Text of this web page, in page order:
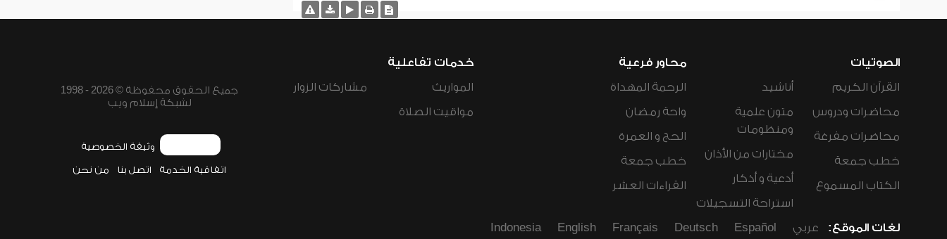
الصوتيات
القرآن الكريم
محاضرات ودروس
محاضرات مفرغة
خطب جمعة
الكتاب المسموع
أناشيد
متون علمية
ومنظومات
مختارات من الأذان
أدعية و أذكار
استراحة التسجيلات
محاور فرعية
الرحمة المهداة
واحة رمضان
الحج و العمرة
خطب جمعة
القراءات العشر
خدمات تفاعلية
المواريث
مواقيت الصلاة
مشاركات الزوار
جميع الحقوق محفوظة © 2026 - 1998
لشبكة إسلام ويب
وثيقة الخصوصية
اتفاقية الخدمة اتصل بنا من نحن
لغات الموقع: عربي Español
Deutsch
Français
English
Indonesia